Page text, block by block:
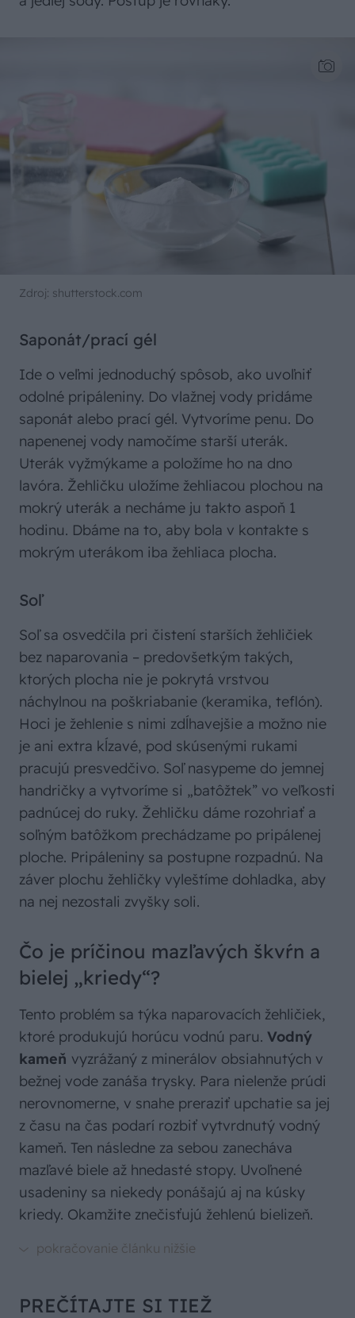
Zdroj: shutterstock.com
Saponát/prací gél
Ide o veľmi jednoduchý spôsob, ako uvoľniť
odolné pripáleniny. Do vlažnej vody pridáme
saponát alebo prací gél. Vytvoríme penu. Do
napenenej vody namočíme starší uterák.
Uterák vyžmýkame a položíme ho na dno
lavóra. Žehličku uložíme žehliacou plochou na
mokrý uterák a necháme ju takto aspoň 1
hodinu. Dbáme na to, aby bola v kontakte s
mokrým uterákom iba žehliaca plocha.
Soľ
Soľ sa osvedčila pri čistení starších žehličiek
bez naparovania – predovšetkým takých,
ktorých plocha nie je pokrytá vrstvou
náchylnou na poškriabanie (keramika, teflón).
Hoci je žehlenie s nimi zdĺhavejšie a možno nie
je ani extra kĺzavé, pod skúsenými rukami
pracujú presvedčivo. Soľ nasypeme do jemnej
handričky a vytvoríme si „batôžtek” vo veľkosti
padnúcej do ruky. Žehličku dáme rozohriať a
soľným batôžkom prechádzame po pripálenej
ploche. Pripáleniny sa postupne rozpadnú. Na
záver plochu žehličky vyleštíme dohladka, aby
na nej nezostali zvyšky soli.
Čo je príčinou mazľavých škvŕn a
bielej „kriedy“?
Tento problém sa týka naparovacích žehličiek,
ktoré produkujú horúcu vodnú paru. Vodný
kameň vyzrážaný z minerálov obsiahnutých v
bežnej vode zanáša trysky. Para nielenže prúdi
nerovnomerne, v snahe preraziť upchatie sa jej
z času na čas podarí rozbiť vytvrdnutý vodný
kameň. Ten následne za sebou zanecháva
mazľavé biele až hnedasté stopy. Uvoľnené
usadeniny sa niekedy ponášajú aj na kúsky
kriedy. Okamžite znečisťujú žehlenú bielizeň.
PREČÍTAJTE SI TIEŽ